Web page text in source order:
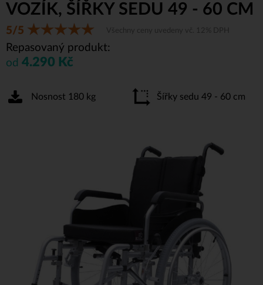
VOZÍK, ŠÍŘKY SEDU 49 - 60 CM
5/5 Všechny ceny uvedeny vč. 12% DPH
Repasovaný produkt:
od 4.290 Kč
Nosnost 180 kg Šířky sedu 49 - 60 cm